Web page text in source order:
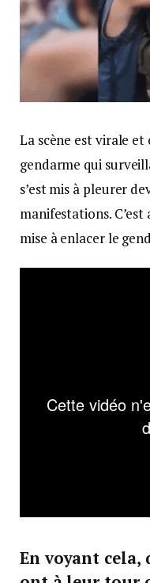
La scène est virale
gendarme qui
s’est mis à pleurer
manifestations.
mise à enlacer le
En voyant cela,